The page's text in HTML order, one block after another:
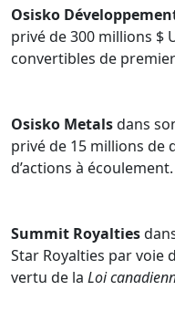
obligations
et sur d’autres
mobilières et des
avec des clients
Il a siégé à des comités
notamment au comité
Osisko
privé de 300 millions $
convertibles de
Osisko Metalsdans
privé de 15 millions de
d’actions à écoulement.
Summit Royalties
Star Royalties par voie
vertu de la Loi